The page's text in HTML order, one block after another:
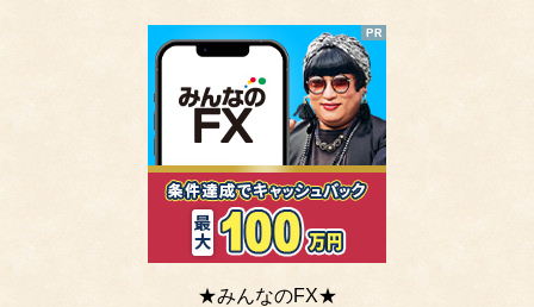
★みんなのFX★